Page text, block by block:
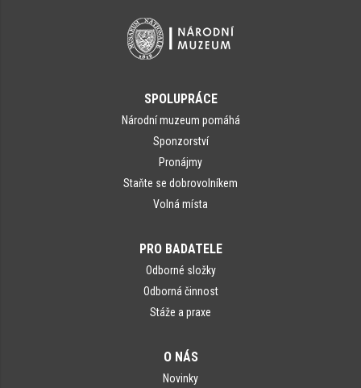
SPOLUPRÁCE
Národní muzeum pomáhá
Sponzorství
Pronájmy
Staňte se dobrovolníkem
Volná místa
PRO BADATELE
Odborné složky
Odborná činnost
Stáže a praxe
O NÁS
Novinky